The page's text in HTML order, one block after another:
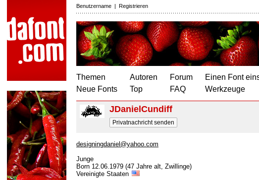
Benutzername | Registrieren
Themen
Neue Fonts
Autoren
Top
Forum
FAQ
Einen Font
Werkzeuge
JDanielCundiff
Privatnachricht senden
designingdaniel@yahoo.com
Junge
Born 12.06.1979 (47 Jahre alt, Zwillinge)
Vereinigte Staaten